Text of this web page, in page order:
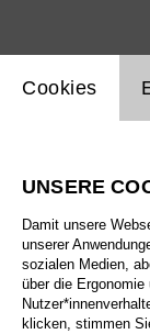
Biographie
Spielplan
Einstellung
Cookies
UNSERE
Damit unsere
unserer
sozialen Medien,
über die
klicken, stimmen